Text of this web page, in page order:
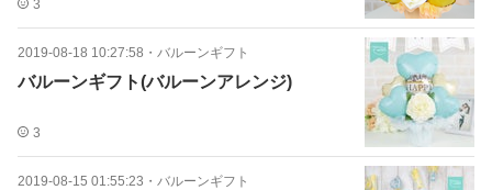
3
2019-08-18 10:27:58 ・ バルーンギフト
バルーンギフト(バルーンアレンジ)
3
2019-08-15 01:55:23 ・ バルーンギフト